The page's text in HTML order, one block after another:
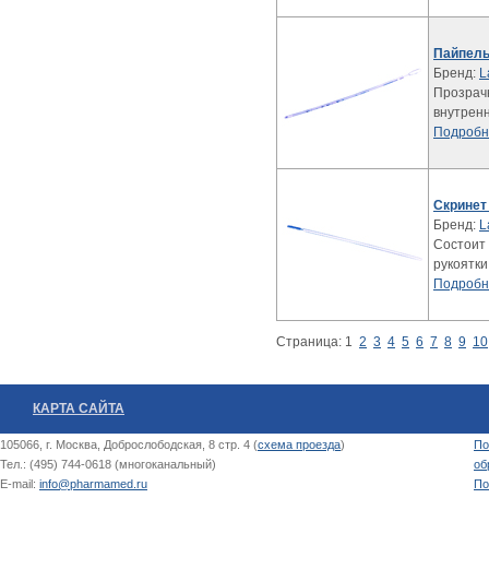
Бренд:
Бренд:
Страница: 1 2 3 4 5 6 7 8 9 10
КАРТА САЙТА
105066, г. Москва, Доброслободская, 8 стр. 4 (схема проезда)
Тел.: (495) 744-0618 (многоканальный)
E-mail: info@pharmamed.ru